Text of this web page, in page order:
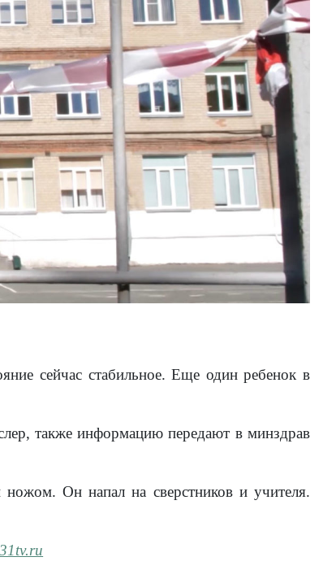
сейчас стабильное. Еще один ребенок в
также информацию передают в минздрав
Он напал на сверстников и учителя.
31tv.ru